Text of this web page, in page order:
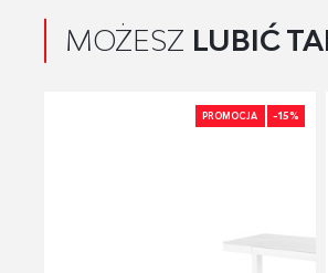
MOŻESZ LUBIĆ
PROMOCJA -15%